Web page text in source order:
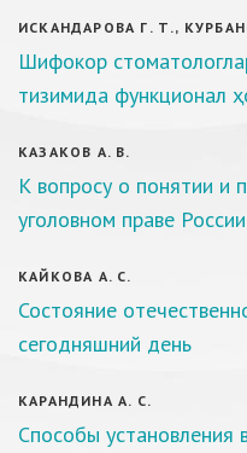
ИСКАНДАРОВА Г. Т.,
Шифокор
тизимида функционал
КАЗАКОВ А. В.
К вопросу о понятии и
уголовном праве России
КАЙКОВА А. С.
Состояние
сегодняшний день
КАРАНДИНА А. С.
Способы установления